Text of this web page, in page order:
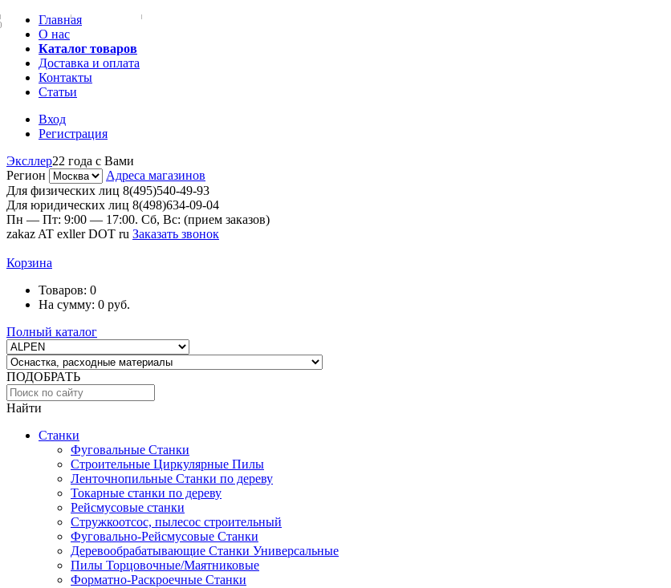
Главная
О нас
Каталог товаров
Доставка и оплата
Контакты
Статьи
Вход
Регистрация
Эксллер22 года с Вами
Регион
Адреса магазинов
Для физических лиц 8(495)540-49-93
Для юридических лиц 8(498)634-09-04
Пн — Пт: 9:00 — 17:00. Сб, Вс: (прием заказов)
zakaz AT exller DOT ru Заказать звонок
Корзина
Товаров: 0
На сумму: 0 руб.
Полный каталог
ПОДОБРАТЬ
Найти
Станки
Фуговальные Станки
Строительные Циркулярные Пилы
Ленточнопильные Станки по дереву
Токарные станки по дереву
Рейсмусовые станки
Стружкоотсос, пылесос строительный
Фуговально-Рейсмусовые Станки
Деревообрабатывающие Станки Универсальные
Пилы Торцовочные/Маятниковые
Форматно-Раскроечные Станки